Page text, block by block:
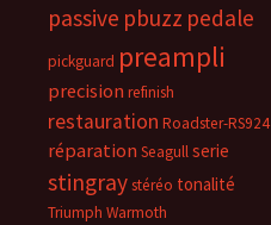
passive pbuzz pedale
pickguard preampli
precision refinish
restauration Roadster-RS924
réparation Seagullserie
stingraystéréo tonalité
Triumph Warmoth